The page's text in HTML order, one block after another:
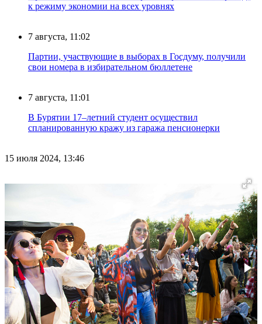
к режиму экономии на всех уровнях
7 августа, 11:02
Партии, участвующие в выборах в Госдуму, получили
свои номера в избирательном бюллетене
7 августа, 11:01
В Бурятии 17–летний студент осуществил
спланированную кражу из гаража пенсионерки
15 июля 2024, 13:46